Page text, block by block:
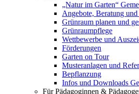
„Natur im Garten“
Angebote, Beratung
Grünraum planen und
Grünraumpflege
Wettbewerbe und
Förderungen
Garten on Tour
Musteranlagen und
Bepflanzung
Infos und Downloads
Für Pädagoginnen &